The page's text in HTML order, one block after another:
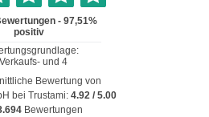
Bewertung von
bei Trustami: 4.92/ 5.00
Bewertungen